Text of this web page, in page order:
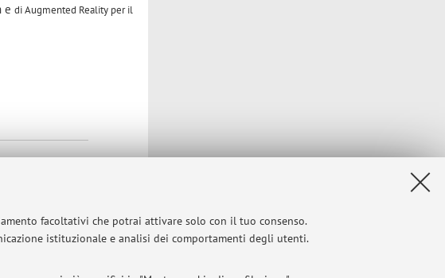
facoltativi che potrai attivare solo con il tuo consenso.
istituzionale e analisi dei comportamenti degli utenti.
edi Augmented Reality per il